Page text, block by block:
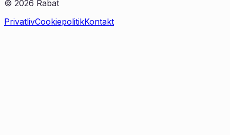
© 2026 Rabat
PrivatlivCookiepolitikKontakt